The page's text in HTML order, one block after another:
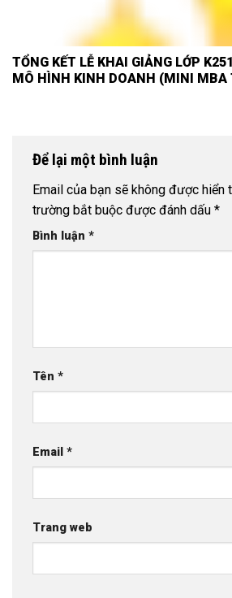
TỔNG KẾT LỄ KHAI GIẢNG LỚP
MÔ HÌNH KINH DOANH (MINI MBA
Để lại một bình luận
Email của bạn sẽ không được hiển
trường bắt buộc được đánh dấu *
Bình luận *
Tên *
Email *
Trang web